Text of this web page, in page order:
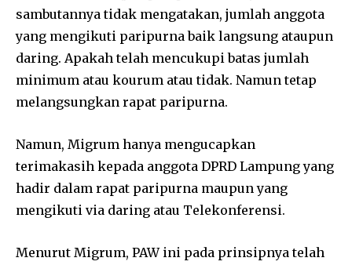
sambutannya tidak mengatakan, jumlah anggota
yang mengikuti paripurna baik langsung ataupun
daring. Apakah telah mencukupi batas jumlah
minimum atau kourum atau tidak. Namun tetap
melangsungkan rapat paripurna.
Namun, Migrum hanya mengucapkan
terimakasih kepada anggota DPRD Lampung yang
hadir dalam rapat paripurna maupun yang
mengikuti via daring atau Telekonferensi.
Menurut Migrum, PAW ini pada prinsipnya telah